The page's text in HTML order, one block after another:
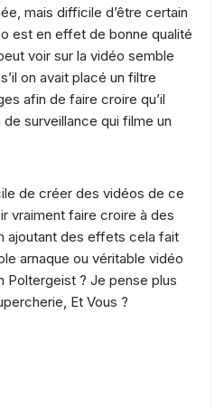
mais difficile d’être certain
est en effet de bonne qualité
voir sur la vidéo semble
on avait placé un filtre
afin de faire croire qu’il
de surveillance qui filme un
de créer des vidéos de ce
vraiment faire croire à des
ajoutant des effets cela fait
arnaque ou véritable vidéo
Poltergeist ? Je pense plus
Et Vous ?